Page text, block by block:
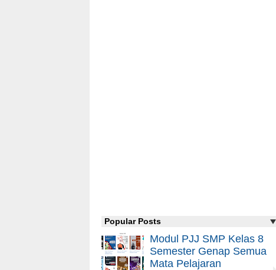
Popular Posts
Modul PJJ SMP Kelas 8
Semester Genap Semua
Mata Pelajaran